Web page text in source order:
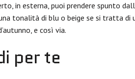
in esterna, puoi prendere spunto
tonalità di blu o beige se si tratta di
e così via.
per te